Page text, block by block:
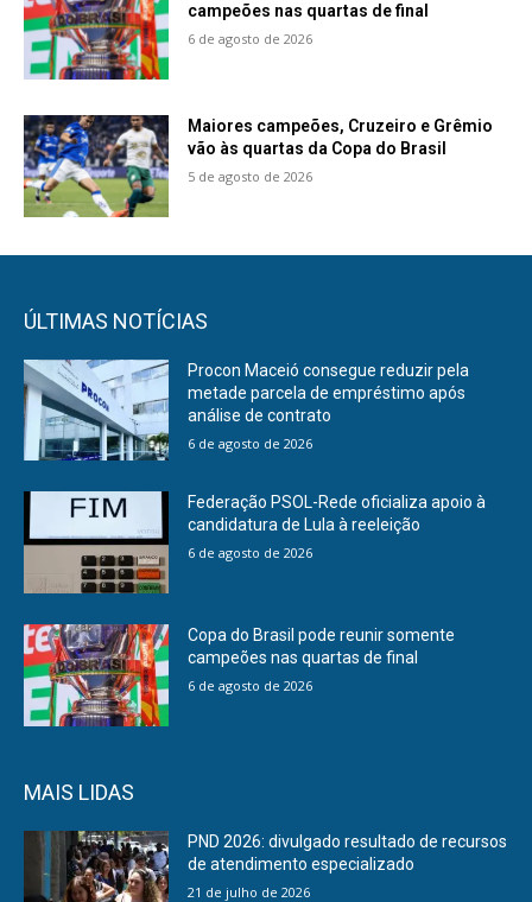
campeões nas quartas de final
6 de agosto de 2026
Maiores campeões, Cruzeiro e Grêmio
vão às quartas da Copa do Brasil
5 de agosto de 2026
ÚLTIMAS NOTÍCIAS
Procon Maceió consegue reduzir pela
metade parcela de empréstimo após
análise de contrato
6 de agosto de 2026
Federação PSOL-Rede oficializa apoio à
candidatura de Lula à reeleição
6 de agosto de 2026
Copa do Brasil pode reunir somente
campeões nas quartas de final
6 de agosto de 2026
MAIS LIDAS
PND 2026: divulgado resultado de recursos
de atendimento especializado
21 de julho de 2026